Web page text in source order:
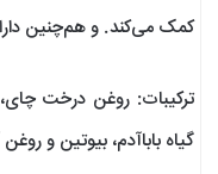
کمک می‌کند. و هم‌چنین
گیاه باباآدم، بیوتین و